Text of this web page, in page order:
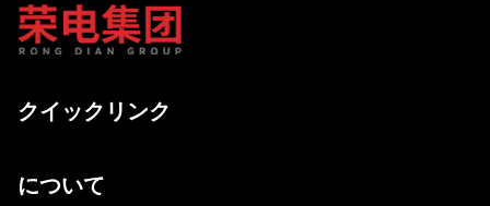
クイックリンク
について